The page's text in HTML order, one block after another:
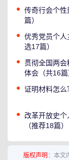
传奇行会个性
篇）
优秀党员个
选17篇）
贯彻全国两
体会（共16篇
证明材料怎么
改革开放史
（推荐18篇）
版权声明 ：本文